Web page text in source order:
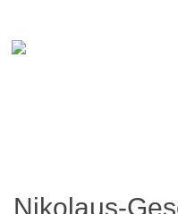
Nikolaus-